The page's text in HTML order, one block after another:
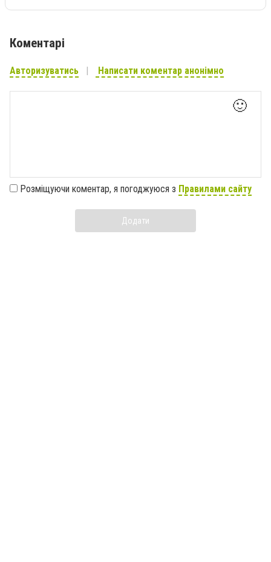
Коментарі
Авторизуватись Написати коментар анонімно
🙂
Розміщуючи коментар, я погоджуюся з Правилами сайту
Додати